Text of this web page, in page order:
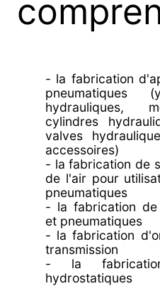
- la fabrication
pneumatiques
hydrauliques,
cylindres
valves
accessoires)
- la fabrication de
de l'air pour
pneumatiques
- la fabrication de
et pneumatiques
- la fabrication
transmission
- la
hydrostatiques